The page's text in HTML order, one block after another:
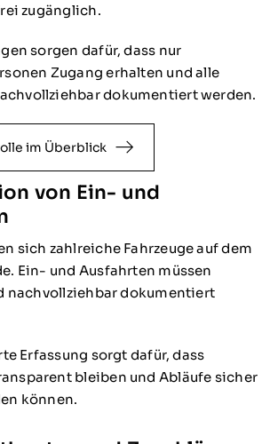
zugänglich.
sorgen dafür, dass nur
Zugang erhalten und alle
dokumentiert werden.
im Überblick
von Ein- und
sich zahlreiche Fahrzeuge auf dem
Ein- und Ausfahrten müssen
nachvollziehbar dokumentiert
Erfassung sorgt dafür, dass
bleiben und Abläufe sicher
können.